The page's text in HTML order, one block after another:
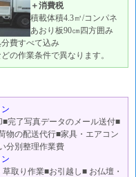
＋消費税
積載体積4.3㎥/コンパネ
あおり板90㎝四方囲み
費すべて込み
の作業条件で異なります。
完了写真データのメール送付■
物の配送代行■家具・エアコン
分別整理作業費
取り作業■お引越し■ お仏壇・